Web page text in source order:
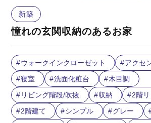
新築
憧れの玄関収納のあるお家
ウォークインクローゼット
アクセ
寝室
洗面化粧台
木目調
リビング階段/吹抜
収納
2階
2階建て
シンプル グレー